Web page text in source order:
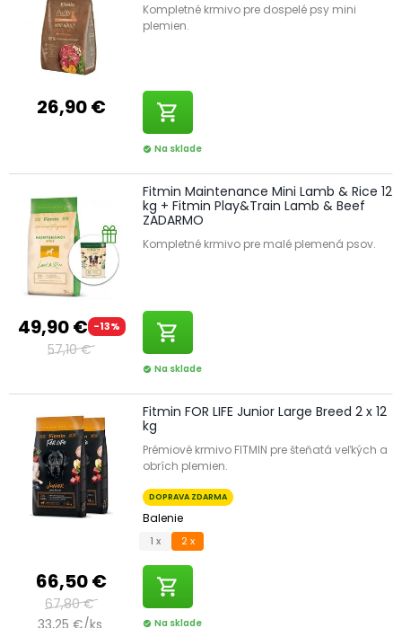
26,90 €
Kompletné krmivo pre dospelé psy mini
plemien.
shopping_cart
check_circle Na sklade
49,90 € -13%
57,10 €
Fitmin Maintenance Mini Lamb & Rice 12
kg + Fitmin Play&Train Lamb & Beef
ZADARMO
Kompletné krmivo pre malé plemená psov.
shopping_cart
check_circle Na sklade
66,50 €
67,80 €
33,25 €/ks
Fitmin FOR LIFE Junior Large Breed 2 x 12
kg
Prémiové krmivo FITMIN pre šteňatá veľkých a
obrích plemien.
DOPRAVA ZDARMA
Balenie
1 x 2 x
shopping_cart
check_circle Na sklade